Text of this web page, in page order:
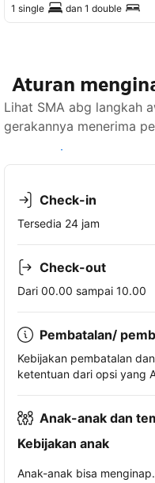
1 single dan 1 double
Aturan
Lihat SMA abg langkah
gerakannya menerima
Lihat ketersediaan
Check-in
Tersedia 24 jam
Check-out
Dari 00.00 sampai 10.00
Pembatalan/
Kebijakan pembatalan
ketentuan dari opsi yang
Anak-anak dan
Kebijakan anak
Anak-anak bisa menginap.